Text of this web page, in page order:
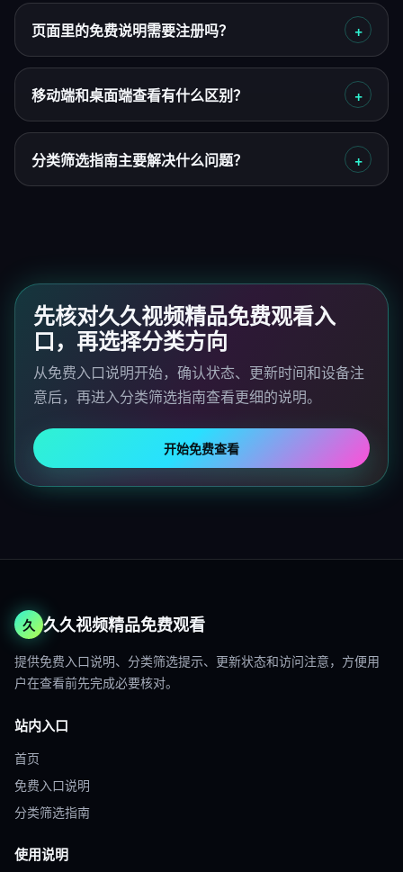
页面里的免费说明需要注册吗？
移动端和桌面端查看有什么区别？
分类筛选指南主要解决什么问题？
先核对久久视频精品免费观看入
口，再选择分类方向
从免费入口说明开始，确认状态、更新时间和设备注
意后，再进入分类筛选指南查看更细的说明。
开始免费查看
久 久久视频精品免费观看
提供免费入口说明、分类筛选提示、更新状态和访问注意，方便用
户在查看前先完成必要核对。
站内入口
首页
免费入口说明
分类筛选指南
使用说明